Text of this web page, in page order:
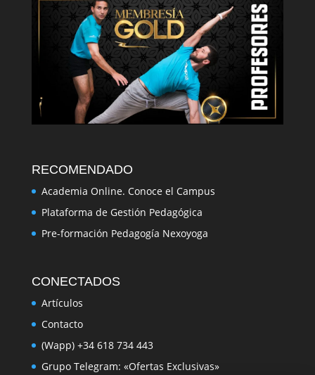
RECOMENDADO
Academia Online. Conoce el Campus
Plataforma de Gestión Pedagógica
Pre-formación Pedagogía Nexoyoga
CONECTADOS
Artículos
Contacto
(Wapp) +34 618 734 443
Grupo Telegram: «Ofertas Exclusivas»